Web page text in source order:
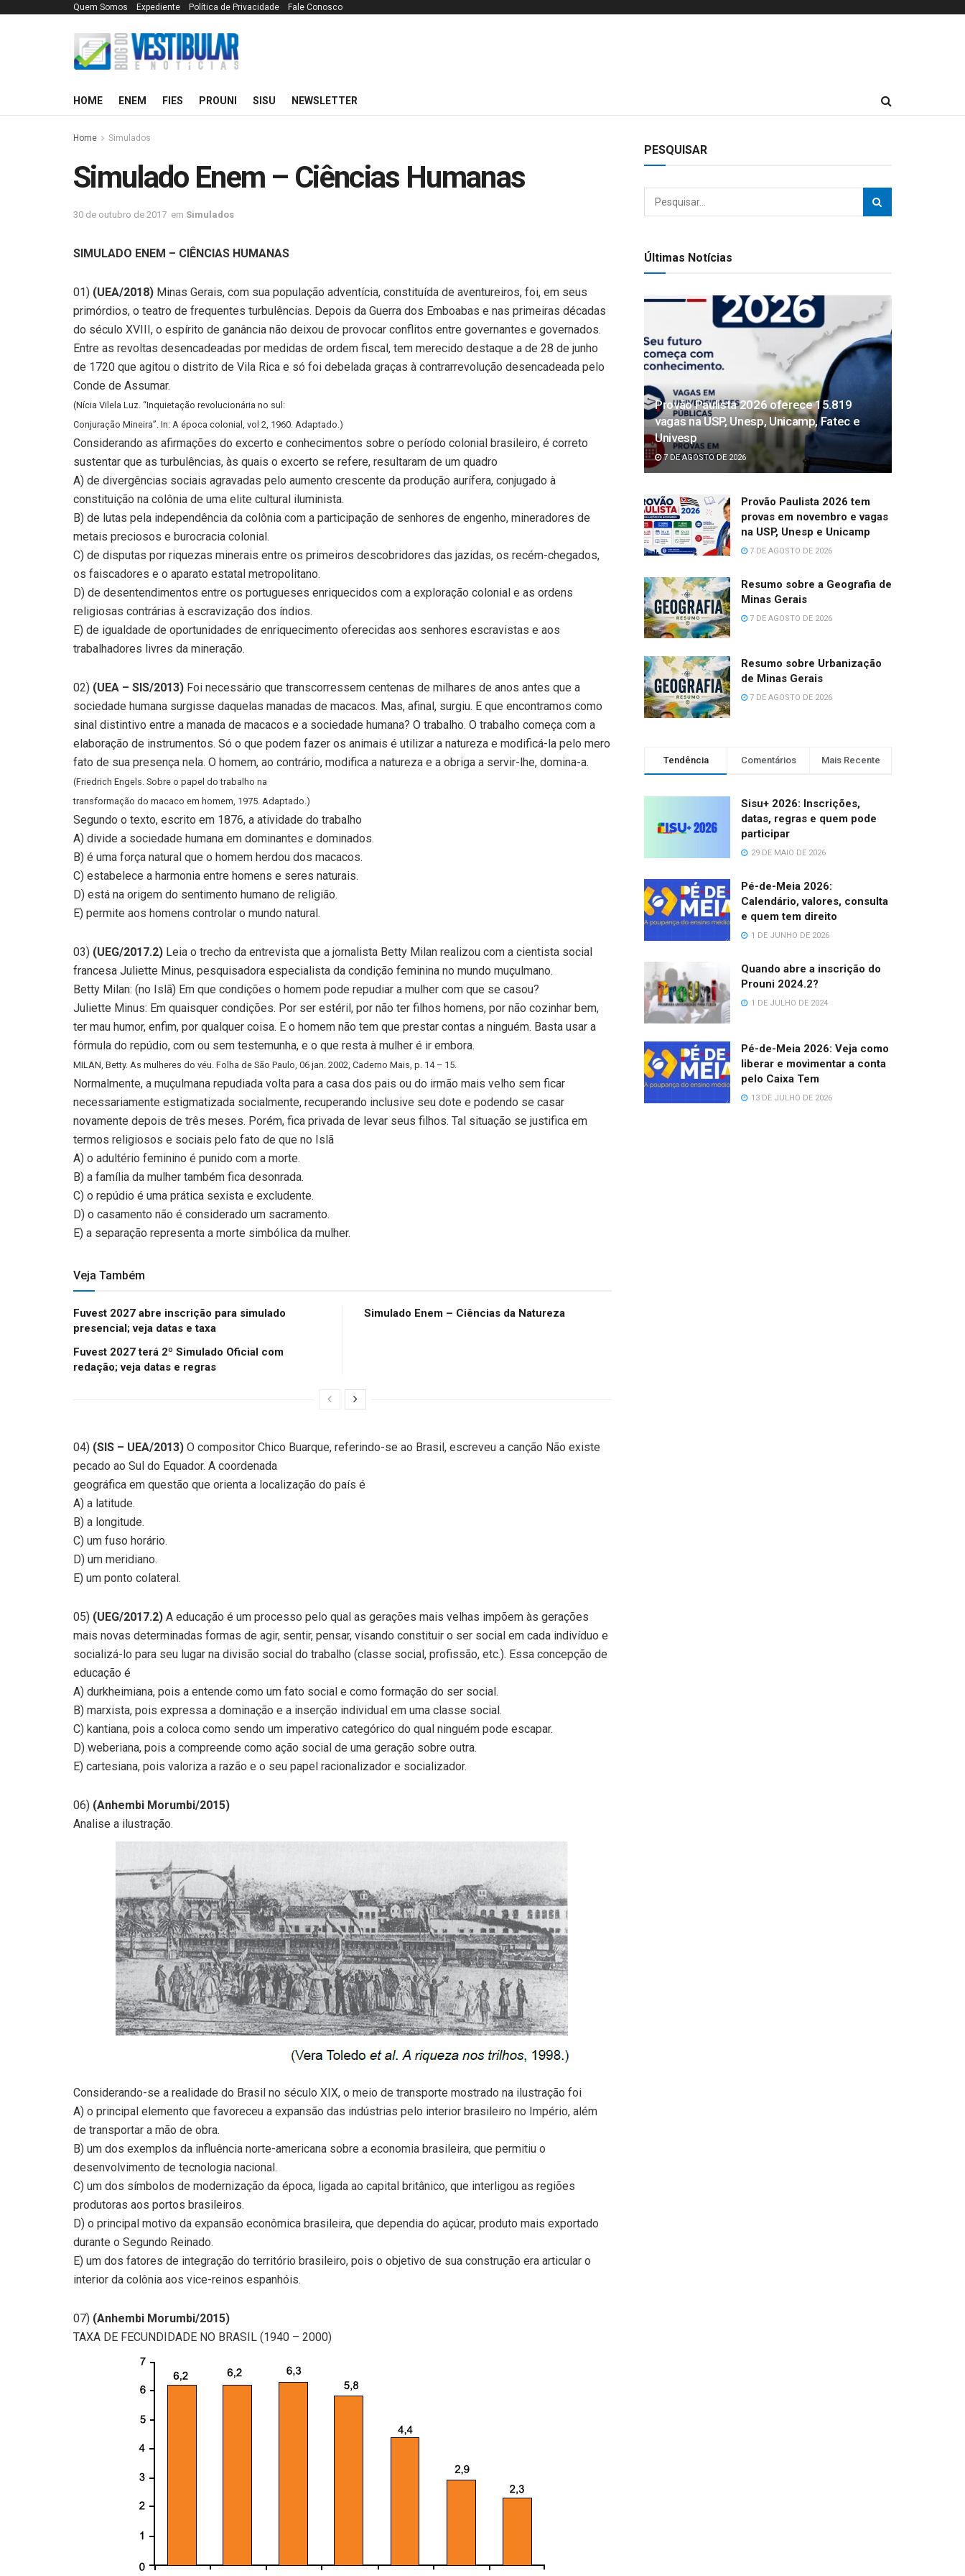
Quem Somos Expediente Política de Privacidade Fale Conosco
HOME ENEM FIES PROUNI SISU NEWSLETTER
Home Simulados
Simulado Enem – Ciências Humanas
30 de outubro de 2017 em Simulados
SIMULADO ENEM – CIÊNCIAS HUMANAS
01) (UEA/2018) Minas Gerais, com sua população adventícia, constituída de aventureiros, foi, em seus
primórdios, o teatro de frequentes turbulências. Depois da Guerra dos Emboabas e nas primeiras décadas
do século XVIII, o espírito de ganância não deixou de provocar conflitos entre governantes e governados.
Entre as revoltas desencadeadas por medidas de ordem fiscal, tem merecido destaque a de 28 de junho
de 1720 que agitou o distrito de Vila Rica e só foi debelada graças à contrarrevolução desencadeada pelo
Conde de Assumar.
(Nícia Vilela Luz. “Inquietação revolucionária no sul:
Conjuração Mineira”. In: A época colonial, vol 2, 1960. Adaptado.)
Considerando as afirmações do excerto e conhecimentos sobre o período colonial brasileiro, é correto
sustentar que as turbulências, às quais o excerto se refere, resultaram de um quadro
A) de divergências sociais agravadas pelo aumento crescente da produção aurífera, conjugado à
constituição na colônia de uma elite cultural iluminista.
B) de lutas pela independência da colônia com a participação de senhores de engenho, mineradores de
metais preciosos e burocracia colonial.
C) de disputas por riquezas minerais entre os primeiros descobridores das jazidas, os recém-chegados,
os faiscadores e o aparato estatal metropolitano.
D) de desentendimentos entre os portugueses enriquecidos com a exploração colonial e as ordens
religiosas contrárias à escravização dos índios.
E) de igualdade de oportunidades de enriquecimento oferecidas aos senhores escravistas e aos
trabalhadores livres da mineração.
02) (UEA – SIS/2013) Foi necessário que transcorressem centenas de milhares de anos antes que a
sociedade humana surgisse daquelas manadas de macacos. Mas, afinal, surgiu. E que encontramos como
sinal distintivo entre a manada de macacos e a sociedade humana? O trabalho. O trabalho começa com a
elaboração de instrumentos. Só o que podem fazer os animais é utilizar a natureza e modificá-la pelo mero
fato de sua presença nela. O homem, ao contrário, modifica a natureza e a obriga a servir-lhe, domina-a.
(Friedrich Engels. Sobre o papel do trabalho na
transformação do macaco em homem, 1975. Adaptado.)
Segundo o texto, escrito em 1876, a atividade do trabalho
A) divide a sociedade humana em dominantes e dominados.
B) é uma força natural que o homem herdou dos macacos.
C) estabelece a harmonia entre homens e seres naturais.
D) está na origem do sentimento humano de religião.
E) permite aos homens controlar o mundo natural.
03) (UEG/2017.2) Leia o trecho da entrevista que a jornalista Betty Milan realizou com a cientista social
francesa Juliette Minus, pesquisadora especialista da condição feminina no mundo muçulmano.
Betty Milan: (no Islã) Em que condições o homem pode repudiar a mulher com que se casou?
Juliette Minus: Em quaisquer condições. Por ser estéril, por não ter filhos homens, por não cozinhar bem,
ter mau humor, enfim, por qualquer coisa. E o homem não tem que prestar contas a ninguém. Basta usar a
fórmula do repúdio, com ou sem testemunha, e o que resta à mulher é ir embora.
MILAN, Betty. As mulheres do véu. Folha de São Paulo, 06 jan. 2002, Caderno Mais, p. 14 – 15.
Normalmente, a muçulmana repudiada volta para a casa dos pais ou do irmão mais velho sem ficar
necessariamente estigmatizada socialmente, recuperando inclusive seu dote e podendo se casar
novamente depois de três meses. Porém, fica privada de levar seus filhos. Tal situação se justifica em
termos religiosos e sociais pelo fato de que no Islã
A) o adultério feminino é punido com a morte.
B) a família da mulher também fica desonrada.
C) o repúdio é uma prática sexista e excludente.
D) o casamento não é considerado um sacramento.
E) a separação representa a morte simbólica da mulher.
Veja Também
Fuvest 2027 abre inscrição para simulado
presencial; veja datas e taxa
Fuvest 2027 terá 2º Simulado Oficial com
redação; veja datas e regras
Simulado Enem – Ciências da Natureza
04) (SIS – UEA/2013) O compositor Chico Buarque, referindo-se ao Brasil, escreveu a canção Não existe
pecado ao Sul do Equador. A coordenada
geográfica em questão que orienta a localização do país é
A) a latitude.
B) a longitude.
C) um fuso horário.
D) um meridiano.
E) um ponto colateral.
05) (UEG/2017.2) A educação é um processo pelo qual as gerações mais velhas impõem às gerações
mais novas determinadas formas de agir, sentir, pensar, visando constituir o ser social em cada indivíduo e
socializá-lo para seu lugar na divisão social do trabalho (classe social, profissão, etc.). Essa concepção de
educação é
A) durkheimiana, pois a entende como um fato social e como formação do ser social.
B) marxista, pois expressa a dominação e a inserção individual em uma classe social.
C) kantiana, pois a coloca como sendo um imperativo categórico do qual ninguém pode escapar.
D) weberiana, pois a compreende como ação social de uma geração sobre outra.
E) cartesiana, pois valoriza a razão e o seu papel racionalizador e socializador.
06) (Anhembi Morumbi/2015)
Analise a ilustração.
Considerando-se a realidade do Brasil no século XIX, o meio de transporte mostrado na ilustração foi
A) o principal elemento que favoreceu a expansão das indústrias pelo interior brasileiro no Império, além
de transportar a mão de obra.
B) um dos exemplos da influência norte-americana sobre a economia brasileira, que permitiu o
desenvolvimento de tecnologia nacional.
C) um dos símbolos de modernização da época, ligada ao capital britânico, que interligou as regiões
produtoras aos portos brasileiros.
D) o principal motivo da expansão econômica brasileira, que dependia do açúcar, produto mais exportado
durante o Segundo Reinado.
E) um dos fatores de integração do território brasileiro, pois o objetivo de sua construção era articular o
interior da colônia aos vice-reinos espanhóis.
07) (Anhembi Morumbi/2015)
TAXA DE FECUNDIDADE NO BRASIL (1940 – 2000)
PESQUISAR
Últimas Notícias
Provão Paulista 2026 oferece 15.819
vagas na USP, Unesp, Unicamp, Fatec e
Univesp
7 DE AGOSTO DE 2026
Provão Paulista 2026 tem
provas em novembro e vagas
na USP, Unesp e Unicamp
7 DE AGOSTO DE 2026
Resumo sobre a Geografia de
Minas Gerais
7 DE AGOSTO DE 2026
Resumo sobre Urbanização
de Minas Gerais
7 DE AGOSTO DE 2026
Tendência Comentários Mais Recente
Sisu+ 2026: Inscrições,
datas, regras e quem pode
participar
29 DE MAIO DE 2026
Pé-de-Meia 2026:
Calendário, valores, consulta
e quem tem direito
1 DE JUNHO DE 2026
Quando abre a inscrição do
Prouni 2024.2?
1 DE JULHO DE 2024
Pé-de-Meia 2026: Veja como
liberar e movimentar a conta
pelo Caixa Tem
13 DE JULHO DE 2026